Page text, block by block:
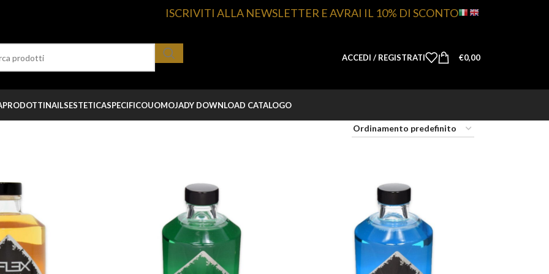
ISCRIVITI ALLA NEWSLETTER E AVRAI IL 10% DI SCONTO
ACCEDI / REGISTRATI €0,00
PRODOTTINAILSESTETICASPECIFICOUOMOJADY DOWNLOAD CATALOGO